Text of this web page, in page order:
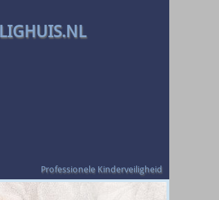
Professionele Kinderveiligheid